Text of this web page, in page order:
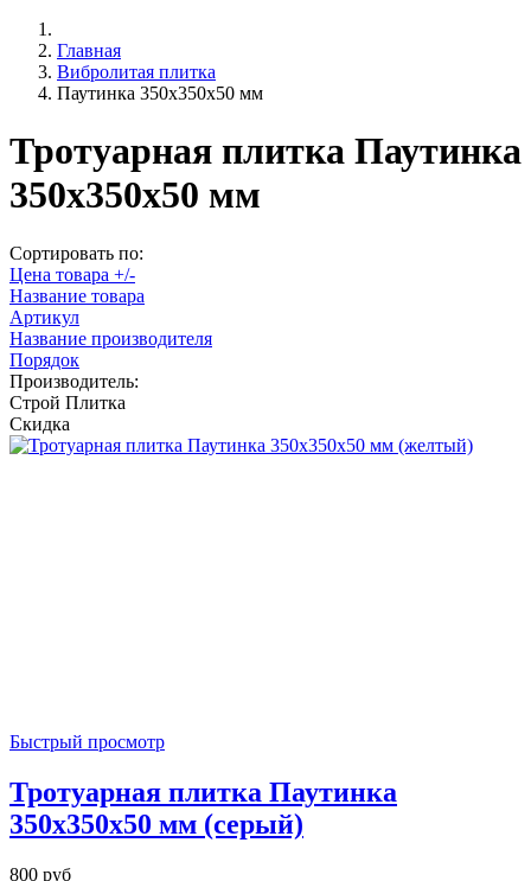
Главная
Вибролитая плитка
Паутинка 350x350x50 мм
Тротуарная плитка Паутинка
350x350x50 мм
Сортировать по:
Цена товара +/-
Название товара
Артикул
Название производителя
Порядок
Производитель:
Строй Плитка
Скидка
Быстрый просмотр
Тротуарная плитка Паутинка
350x350x50 мм (серый)
800 руб